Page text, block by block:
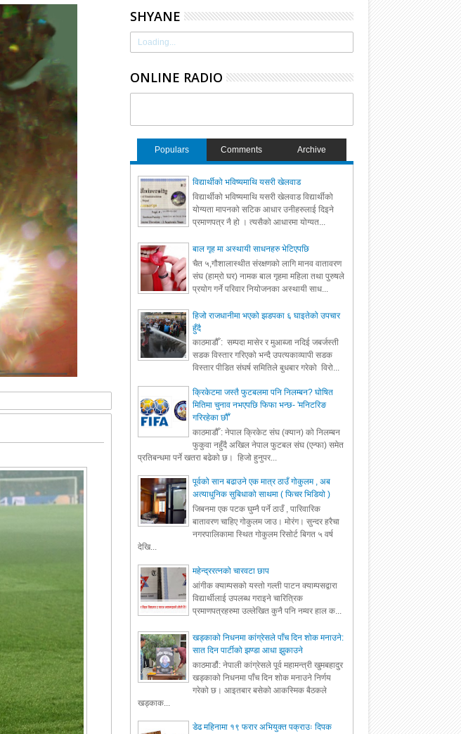
SHYANE
Loading...
ONLINE RADIO
Populars Comments Archive
विद्यार्थीको भविष्यमाथि यसरी खेलवाड
विद्यार्थीको भविष्यमाथि यसरी खेलवाड विद्यार्थीको
योग्यता मापनको सटिक आधार उनीहरुलाई दिइने
प्रमाणपत्र नै हो । त्यसैको आधारमा योग्यत...
बाल गृह मा अस्थायी साधनहरु भेटिएपछि
चैत ५,गौशालास्थीत संरक्षणको लागि मानव वातावरण
संघ (हाम्रो घर) नामक बाल गृहमा महिला तथा पुरुषले
प्रयोग गर्ने परिवार नियोजनका अस्थायी साध...
हिजो राजधानीमा भएको झडपका ६ घाइतेको उपचार
हुँदै
काठमाडौँ : सम्पदा मासेर र मुआब्जा नदिई जबर्जस्ती
सडक विस्तार गरिएको भन्दै उपत्यकाव्यापी सडक
विस्तार पीडित संघर्ष समितिले बुधबार गरेको विरो...
क्रिकेटमा जस्तै फुटबलमा पनि निलम्बन? घोषित
मितिमा चुनाव नभएपछि फिफा भन्छ- 'मनिटरिङ
गरिरहेका छौँ'
काठमाडौँ : नेपाल क्रिकेट संघ (क्यान) को निलम्बन
फुकुवा नहुँदै अखिल नेपाल फुटबल संघ (एन्फा) समेत
प्रतिबन्धमा पर्ने खतरा बढेको छ। हिजो हुनुपर...
पूर्वको सान बढाउने एक मात्र ठाउँ गोकुलम , अब
अत्याधुनिक सुबिधाको साथमा ( फिचर भिडियो )
जिबनमा एक पटक घुम्नै पर्ने ठाउँ , पारिवारिक
बातावरण चाहिए गोकुलम जाउ। मोरंग। सुन्दर हरैचा
नगरपालिकामा स्थित गोकुलम रिसोर्ट बिगत ५ वर्ष
देखि...
महेन्द्ररत्नको चारवटा छाप
आंगीक क्याम्पसको यस्तो गल्ती पाटन क्याम्पसद्वारा
विद्यार्थीलाई उपलब्ध गराइने चारित्रिक
प्रमाणपत्रहरुमा उल्लेखित कुनै पनि नम्वर हाल क...
खड्काको निधनमा कांग्रेसले पाँच दिन शोक मनाउने:
सात दिन पार्टीको झण्डा आधा झुकाउने
काठमाडौं: नेपाली कांग्रेसले पूर्व महामन्त्री खुमबहादुर
खड्काको निधनमा पाँच दिन शोक मनाउने निर्णय
गरेको छ। आइतबार बसेको आकस्मिक बैठकले
खड्काक...
डेढ महिनामा १९ फरार अभियुक्त पक्राउः दिपक